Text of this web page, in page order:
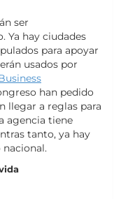
ser
Ya hay ciudades
para apoyar
usados por
han pedido
llegar a reglas para
agencia tiene
tanto, ya hay
nacional.